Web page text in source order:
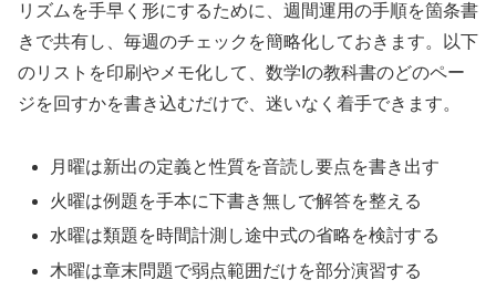
リズムを手早く形にするために、週間運用の手順を箇条書
きで共有し、毎週のチェックを簡略化しておきます。以下
のリストを印刷やメモ化して、数学Iの教科書のどのペー
ジを回すかを書き込むだけで、迷いなく着手できます。
月曜は新出の定義と性質を音読し要点を書き出す
火曜は例題を手本に下書き無しで解答を整える
水曜は類題を時間計測し途中式の省略を検討する
木曜は章末問題で弱点範囲だけを部分演習する